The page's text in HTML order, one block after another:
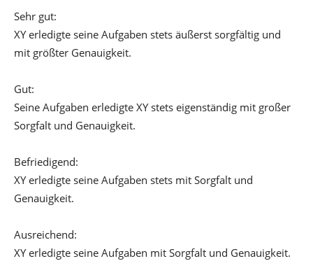
Sehr gut:
XY erledigte seine Aufgaben stets äußerst sorgfältig und
mit größter Genauigkeit.
Gut:
Seine Aufgaben erledigte XY stets eigenständig mit großer
Sorgfalt und Genauigkeit.
Befriedigend:
XY erledigte seine Aufgaben stets mit Sorgfalt und
Genauigkeit.
Ausreichend:
XY erledigte seine Aufgaben mit Sorgfalt und Genauigkeit.